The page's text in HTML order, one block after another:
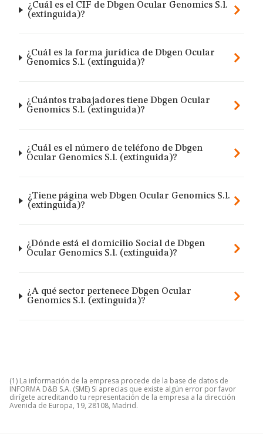
¿Cuál es el CIF de Dbgen Ocular Genomics S.l.
(extinguida)?
¿Cuál es la forma jurídica de Dbgen Ocular
Genomics S.l. (extinguida)?
¿Cuántos trabajadores tiene Dbgen Ocular
Genomics S.l. (extinguida)?
¿Cuál es el número de teléfono de Dbgen
Ocular Genomics S.l. (extinguida)?
¿Tiene página web Dbgen Ocular Genomics S.l.
(extinguida)?
¿Dónde está el domicilio Social de Dbgen
Ocular Genomics S.l. (extinguida)?
¿A qué sector pertenece Dbgen Ocular
Genomics S.l. (extinguida)?
(1) La información de la empresa procede de la base de datos de
INFORMA D&B S.A. (SME) Si aprecias que existe algún error por favor
dirígete acreditando tu representación de la empresa a la dirección
Avenida de Europa, 19, 28108, Madrid.